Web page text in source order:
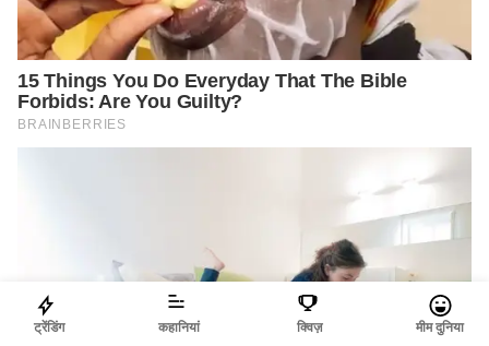
ट्रेंडिंग कहानियां क्विज़ मीम दुनिया